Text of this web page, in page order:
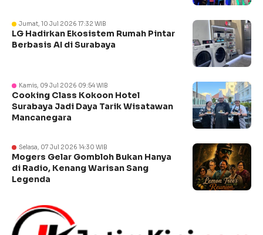
Jumat, 10 Jul 2026 17:32 WIB
LG Hadirkan Ekosistem Rumah Pintar
Berbasis AI di Surabaya
Kamis, 09 Jul 2026 09:54 WIB
Cooking Class Kokoon Hotel
Surabaya Jadi Daya Tarik Wisatawan
Mancanegara
Selasa, 07 Jul 2026 14:30 WIB
Mogers Gelar Gombloh Bukan Hanya
di Radio, Kenang Warisan Sang
Legenda